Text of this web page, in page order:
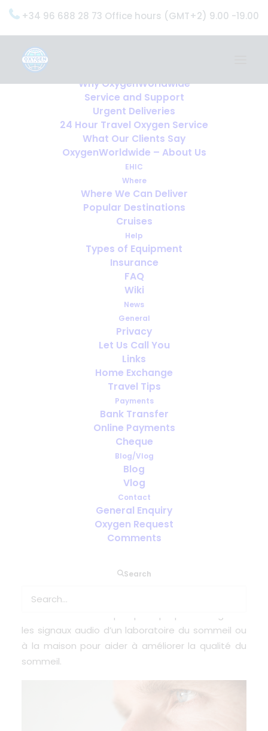
+34 96 688 28 73 Office hours (GMT+2) 9.00 -19.00
Why OxygenWorldwide
Service and Support
Urgent Deliveries
24 Hour Travel Oxygen Service
What Our Clients Say
OxygenWorldwide – About Us
EHIC
Where
Where We Can Deliver
Popular Destinations
Cruises
Help
Types of Equipment
Insurance
FAQ
Wiki
News
General
Privacy
Let Us Call You
Links
Home Exchange
Travel Tips
Payments
Bank Transfer
Online Payments
Cheque
Blog/Vlog
Blog
Vlog
Contact
General Enquiry
Oxygen Request
Comments
Search
Dormir est si important...
JUNE 19, 2020 IN
Dans un récent journal de SciTechnol, il est
respiratoire et comme l’usage d’un micro sans fil
les signaux audio d’un laboratoire du sommeil ou
à la maison pour aider à améliorer la qualité du
sommeil.